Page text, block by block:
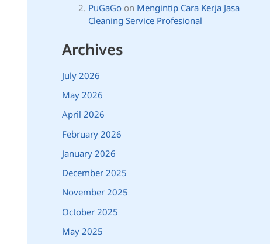
PuGaGo on Mengintip Cara Kerja Jasa
Cleaning Service Profesional
Archives
July 2026
May 2026
April 2026
February 2026
January 2026
December 2025
November 2025
October 2025
May 2025